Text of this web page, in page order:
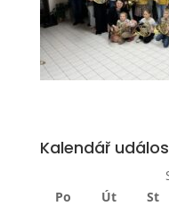
Kalendář
Po
Út St